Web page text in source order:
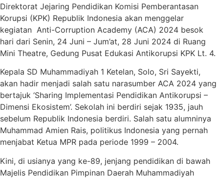
Direktorat Jejaring Pendidikan Komisi Pemberantasan
Korupsi (KPK) Republik Indonesia akan menggelar
kegiatan Anti-Corruption Academy (ACA) 2024 besok
hari dari Senin, 24 Juni – Jum’at, 28 Juni 2024 di Ruang
Mini Theatre, Gedung Pusat Edukasi Antikorupsi KPK Lt. 4.
Kepala SD Muhammadiyah 1 Ketelan, Solo, Sri Sayekti,
akan hadir menjadi salah satu narasumber ACA 2024 yang
bertajuk ‘Sharing Implementasi Pendidikan Antikorupsi –
Dimensi Ekosistem’. Sekolah ini berdiri sejak 1935, jauh
sebelum Republik Indonesia berdiri. Salah satu alumninya
Muhammad Amien Rais, politikus Indonesia yang pernah
menjabat Ketua MPR pada periode 1999 – 2004.
Kini, di usianya yang ke-89, jenjang pendidikan di bawah
Majelis Pendidikan Pimpinan Daerah Muhammadiyah